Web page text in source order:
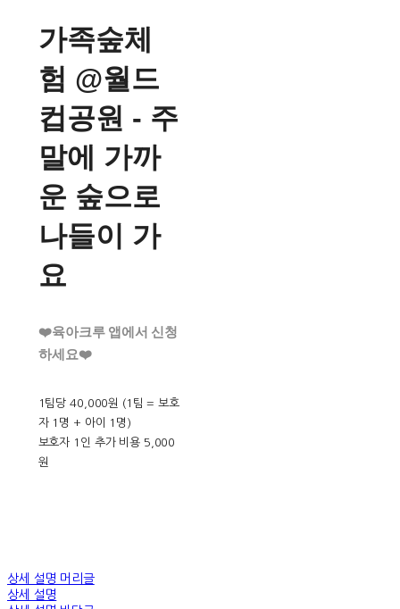
가족숲체
험 @월드
컵공원 - 주
말에 가까
운 숲으로
나들이 가
요
❤️육아크루 앱에서 신청
하세요❤️
1팀당 40,000원 (1팀 = 보호
자 1명 + 아이 1명)
보호자 1인 추가 비용 5,000
원
상세 설명 머리글
상세 설명